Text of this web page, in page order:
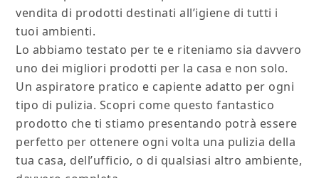
vendita di prodotti destinati all’igiene di tutti i
tuoi ambienti.
Lo abbiamo testato per te e riteniamo sia davvero
uno dei migliori prodotti per la casa e non solo.
Un aspiratore pratico e capiente adatto per ogni
tipo di pulizia. Scopri come questo fantastico
prodotto che ti stiamo presentando potrà essere
perfetto per ottenere ogni volta una pulizia della
tua casa, dell’ufficio, o di qualsiasi altro ambiente,